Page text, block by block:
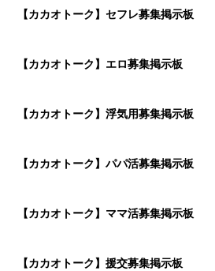
【カカオトーク】セフレ募集掲示板
【カカオトーク】エロ募集掲示板
【カカオトーク】浮気用募集掲示板
【カカオトーク】パパ活募集掲示板
【カカオトーク】ママ活募集掲示板
【カカオトーク】援交募集掲示板